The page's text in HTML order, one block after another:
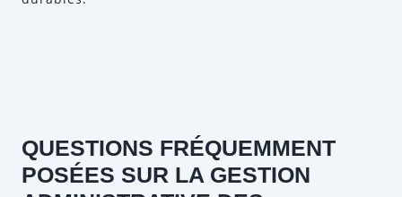
QUESTIONS FRÉQUEMMENT
POSÉES SUR LA GESTION